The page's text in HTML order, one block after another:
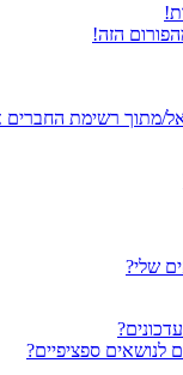
הזה!
מתוך רשימת החברים
שלי?
לנושאים ספציפיים?